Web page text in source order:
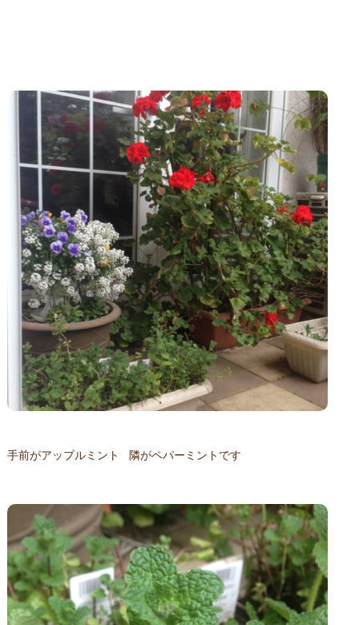
手前がアップルミント 隣がペパーミントです